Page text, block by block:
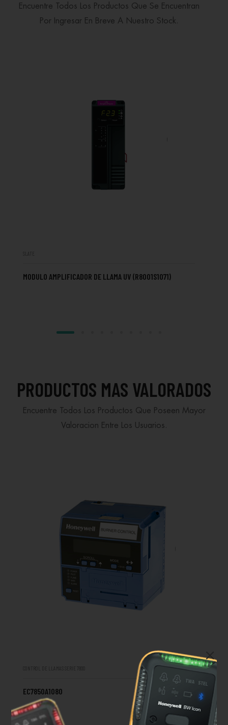
Encuentre Todos Los Productos Que Se Encuentran
Por Ingresar En Breve A Nuestro Stock.
MODULO AMPLIFICADOR DE LLAMA UV (R8001S1071)
PRODUCTOS MAS VALORADOS
Encuentre Todos Los Productos Que Poseen Mayor
Valoracion Entre Los Usuarios.
EC7850A1080